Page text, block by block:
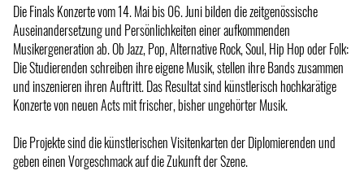
Die Finals Konzerte vom 14. Mai bis 06. Juni bilden die zeitgenössische
Auseinandersetzung und Persönlichkeiten einer aufkommenden
Musikergeneration ab. Ob Jazz, Pop, Alternative Rock, Soul, Hip Hop oder Folk:
Die Studierenden schreiben ihre eigene Musik, stellen ihre Bands zusammen
und inszenieren ihren Auftritt. Das Resultat sind künstlerisch hochkarätige
Konzerte von neuen Acts mit frischer, bisher ungehörter Musik.
Die Projekte sind die künstlerischen Visitenkarten der Diplomierenden und
geben einen Vorgeschmack auf die Zukunft der Szene.